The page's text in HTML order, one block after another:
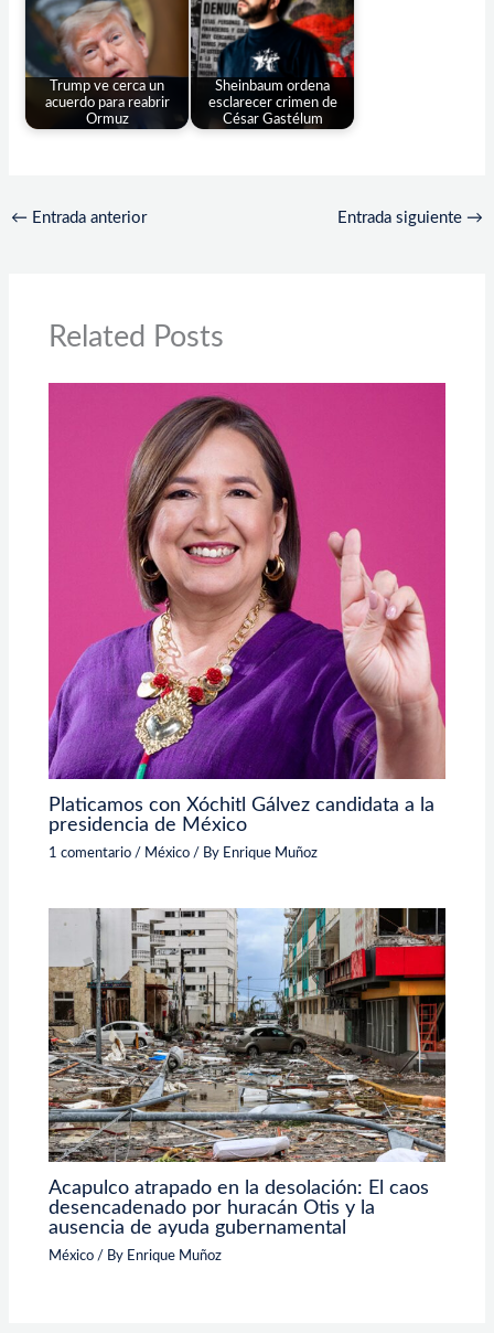
Trump ve cerca un
acuerdo para reabrir
Ormuz
Sheinbaum ordena
esclarecer crimen de
César Gastélum
← Entrada anterior Entrada siguiente →
Related Posts
Platicamos con Xóchitl Gálvez candidata a la
presidencia de México
1 comentario / México / By Enrique Muñoz
Acapulco atrapado en la desolación: El caos
desencadenado por huracán Otis y la
ausencia de ayuda gubernamental
México / By Enrique Muñoz